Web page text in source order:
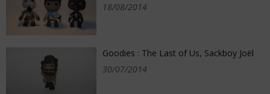
18/08/2014
Goodies : The Last of Us, Sackboy Joël
30/07/2014